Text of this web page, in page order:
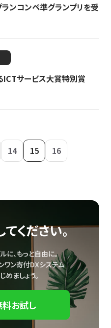
ンコンペ準グランプリを受
サービス大賞特別賞
14 15 16
ください。
に、もっと自由に。
ワン寄付DXシステム
めましょう。
お試し